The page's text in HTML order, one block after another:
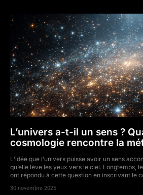
L’univers a-t-il un sens ?
cosmologie rencontre la
L’idée que l’univers puisse avoir un sens
qu’elle lève les yeux vers le ciel. Longtemps,
ont répondu à cette question en inscrivant le
30 novembre 2025